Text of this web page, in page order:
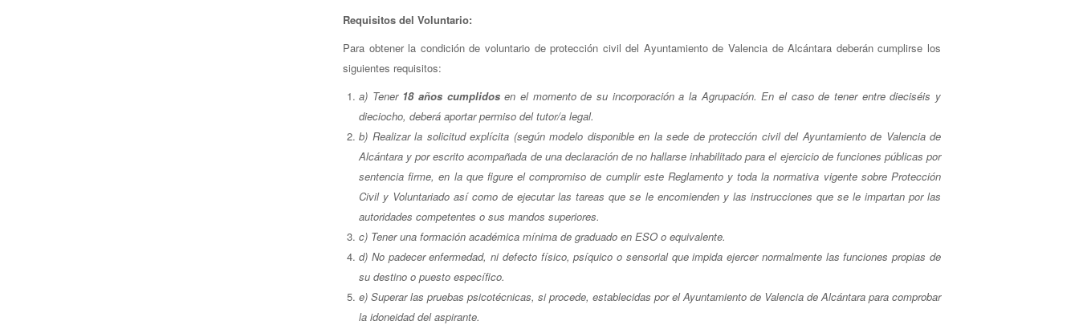
Requisitos del Voluntario:
Para obtener la condición de voluntario de protección civil del Ayuntamiento de Valencia de Alcántara deberán cumplirse los
siguientes requisitos:
a) Tener 18 años cumplidosen el momento de su incorporación a la Agrupación. En el caso de tener entre dieciséis y
dieciocho, deberá aportar permiso del tutor/a legal.
b) Realizar la solicitud explícita (según modelo disponible en la sede de protección civil del Ayuntamiento de Valencia de
Alcántara y por escrito acompañada de una declaración de no hallarse inhabilitado para el ejercicio de funciones públicas por
sentencia firme, en la que figure el compromiso de cumplir este Reglamento y toda la normativa vigente sobre Protección
Civil y Voluntariado así como de ejecutar las tareas que se le encomienden y las instrucciones que se le impartan por las
autoridades competentes o sus mandos superiores.
c) Tener una formación académica mínima de graduado en ESO o equivalente.
d) No padecer enfermedad, ni defecto físico, psíquico o sensorial que impida ejercer normalmente las funciones propias de
su destino o puesto específico.
e) Superar las pruebas psicotécnicas, si procede, establecidas por el Ayuntamiento de Valencia de Alcántara para comprobar
la idoneidad del aspirante.